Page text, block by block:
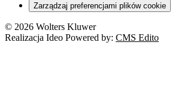
Zarządzaj preferencjami plików cookie
© 2026 Wolters Kluwer
Realizacja Ideo Powered by: CMS Edito